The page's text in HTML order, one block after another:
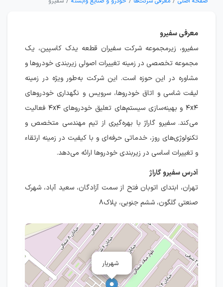
معرفی سفیرو
سفیرو، زیرمجموعه شرکت سفیران قطعه یدک کاسپین، یک
مجموعه تخصصی در زمینه تغییرات اصولی زیربندی خودروها و
مشاوره در این حوزه است. این شرکت به‌طور ویژه در زمینه
لیفت شاسی و اتاق خودروها، سرویس و نگهداری خودروهای
۴x۴ و بهینه‌سازی سیستم‌های تعلیق خودروهای ۴x۴ فعالیت
می‌کند. سفیرو گاراژ با بهره‌گیری از تیم مهندسی متخصص و
تکنولوژی‌های روز، خدماتی حرفه‌ای و با کیفیت در زمینه ارتقاء
و تغییرات اساسی در زیربندی خودروها ارائه می‌دهد.
آدرس سفیرو گاراژ
تهران، ابتدای اتوبان فتح از سمت آزادگان، سعید آباد، شهرک
صنعتی گلگون، ششم جنوبی، پلاک۸
شهریار